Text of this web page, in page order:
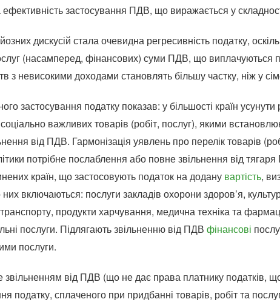
застосування ПДВ, що виражається у
дискусій стала очевидна регресивність податку,
(насамперед, фінансових) суми ПДВ, що виплачуються
з невисокими доходами становлять більшу частку, ніж у
застосування податку показав: у більшості країн
важливих товарів (робіт, послуг), якими
від ПДВ. Гармонізація уявлень про перелік товарів
потрібне послаблення або повне звільнення від
країн, що застосовують податок на додану вартість,
них включаються: послуги закладів охорони здоров’я,
продукти харчування, медична техніка та
послуги. Підлягають звільненню від ПДВ фінансові
послуги.
звільненням від ПДВ (що не дає права платнику податків,
податку, сплаченого при придбанні товарів, робіт та